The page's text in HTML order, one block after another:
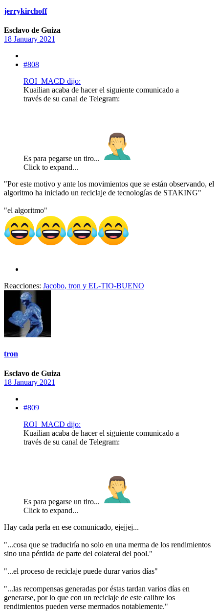
jerrykirchoff
Esclavo de Guiza
18 January 2021
#808
ROI_MACD dijo:
Kuailian acaba de hacer el siguiente comunicado a
través de su canal de Telegram:
Es para pegarse un tiro...
Click to expand...
"Por este motivo y ante los movimientos que se están observando, el
algoritmo ha iniciado un reciclaje de tecnologías de STAKING"
"el algoritmo"
Reacciones: Jacobo, tron y EL-TIO-BUENO
tron
Esclavo de Guiza
18 January 2021
#809
ROI_MACD dijo:
Kuailian acaba de hacer el siguiente comunicado a
través de su canal de Telegram:
Es para pegarse un tiro...
Click to expand...
Hay cada perla en ese comunicado, ejejjej...
"...cosa que se traduciría no solo en una merma de los rendimientos
sino una pérdida de parte del colateral del pool."
"...el proceso de reciclaje puede durar varios días"
"...las recompensas generadas por éstas tardan varios días en
generarse, por lo que con un reciclaje de este calibre los
rendimientos pueden verse mermados notablemente."